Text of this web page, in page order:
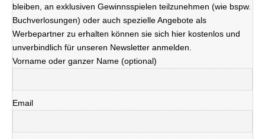
bleiben, an exklusiven Gewinnsspielen teilzunehmen (wie bspw.
Buchverlosungen) oder auch spezielle Angebote als
Werbepartner zu erhalten können sie sich hier kostenlos und
unverbindlich für unseren Newsletter anmelden.
Vorname oder ganzer Name (optional)
Email